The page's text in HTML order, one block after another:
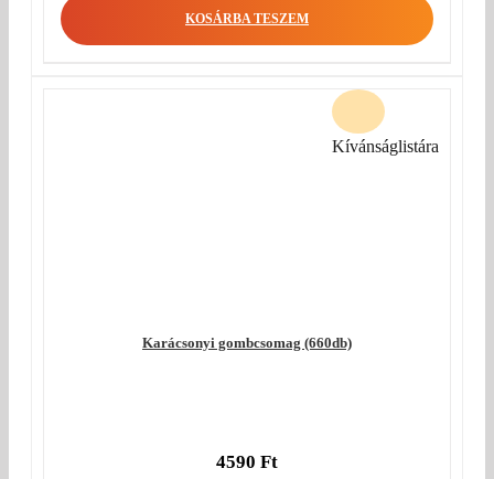
KOSÁRBA TESZEM
Karácsonyi gombcsomag (660db)
4590 Ft
Kívánságlistára